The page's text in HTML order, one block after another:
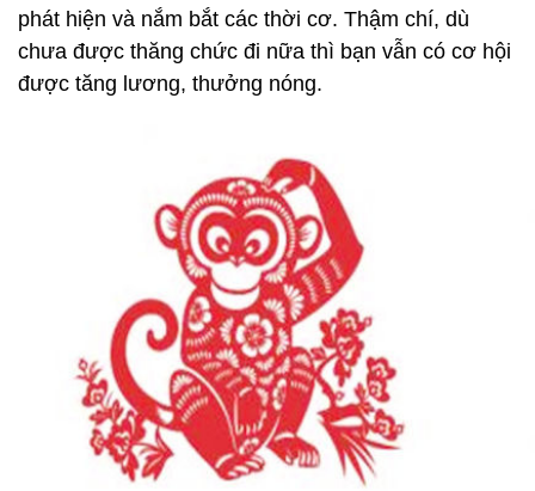
phát hiện và nắm bắt các thời cơ. Thậm chí, dù
chưa được thăng chức đi nữa thì bạn vẫn có cơ hội
được tăng lương, thưởng nóng.